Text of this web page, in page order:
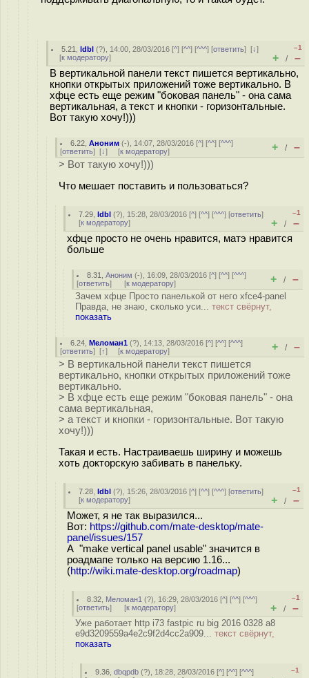
5.21 ,ldbl (?), 14:00, 28/03/2016 [^] [^^] [^^^] [ответить][↓]
[к модератору]
–1
+ / –
В вертикальной панели текст пишется вертикально,
кнопки открытых приложений тоже вертикально. В
хфце есть еще режим "боковая панель" - она сама
вертикальная, а текст и кнопки - горизонтальные.
Вот такую хочу!)))
6.22 ,Аноним (-), 14:07, 28/03/2016 [^] [^^] [^^^]
[ответить] [↓] [к модератору] + / –
> Вот такую хочу!)))
Что мешает поставить и пользоваться?
7.29 ,ldbl (?), 15:28, 28/03/2016 [^] [^^] [^^^] [ответить]
[к модератору]
–1
+ / –
хфце просто не очень нравится, матэ нравится
больше
8.31 ,Аноним (-), 16:09, 28/03/2016 [^] [^^] [^^^]
[ответить] [к модератору] + / –
Зачем хфце Просто панелькой от него xfce4-panel
Правда, не знаю, сколько уси... текст свёрнут,
показать
6.24 ,Меломан1 (?), 14:13, 28/03/2016 [^] [^^] [^^^]
[ответить] [↑] [к модератору] + / –
> В вертикальной панели текст пишется
вертикально, кнопки открытых приложений тоже
вертикально.
> В хфце есть еще режим "боковая панель" - она
сама вертикальная,
> а текст и кнопки - горизонтальные. Вот такую
хочу!)))
Такая и есть. Настраиваешь ширину и можешь
хоть докторскую забивать в панельку.
7.28 ,ldbl (?), 15:26, 28/03/2016 [^] [^^] [^^^] [ответить]
[к модератору]
–1
+ / –
Может, я не так выразился...
Вот: https://github.com/mate-desktop/mate-
panel/issues/157
А "make vertical panel usable" значится в
роадмапе только на версию 1.16...
(http://wiki.mate-desktop.org/roadmap)
8.32 Меломан1 (?), 16:29, 28/03/2016 [^] [^^] [^^^]
[ответить] [к модератору]
–1
+ / –
Уже работает http i73 fastpic ru big 2016 0328 a8
e9d3209559a4e2c9f2d4cc2a909... текст свёрнут,
показать
9.36 ,dbqpdb (?), 18:28, 28/03/2016 [^] [^^] [^^^]
–1